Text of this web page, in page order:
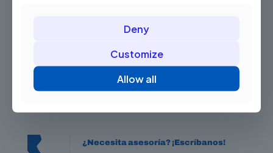
180.00
producto
tiene
múltiples
opciones
elegir
¿Necesita asesoría? ¡Escríbanos!
Deny
Customize
Allow all